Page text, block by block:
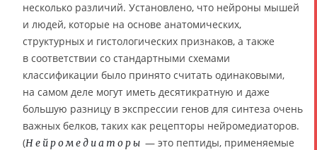
несколько различий. Установлено, что нейроны мышей
и людей, которые на основе анатомических,
структурных и гистологических признаков, а также
в соответствии со стандартными схемами
классификации было принято считать одинаковыми,
на самом деле могут иметь десятикратную и даже
большую разницу в экспрессии генов для синтеза очень
важных белков, таких как рецепторы нейромедиаторов.
(Нейромедиаторы — это пептиды, применяемые